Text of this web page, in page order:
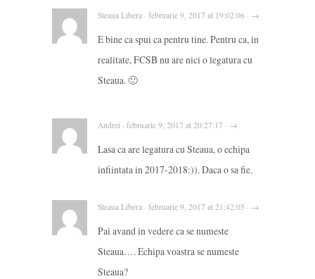
Steaua Libera · februarie 9, 2017 at 19:02:06 · →
E bine ca spui ca pentru tine. Pentru ca, in
realitate, FCSB nu are nici o legatura cu
Steaua. 🙂
Andrei · februarie 9, 2017 at 20:27:17 · →
Lasa ca are legatura cu Steaua, o echipa
infiintata in 2017-2018:)). Daca o sa fie.
Steaua Libera · februarie 9, 2017 at 21:42:05 · →
Pai avand in vedere ca se numeste
Steaua…. Echipa voastra se numeste
Steaua?